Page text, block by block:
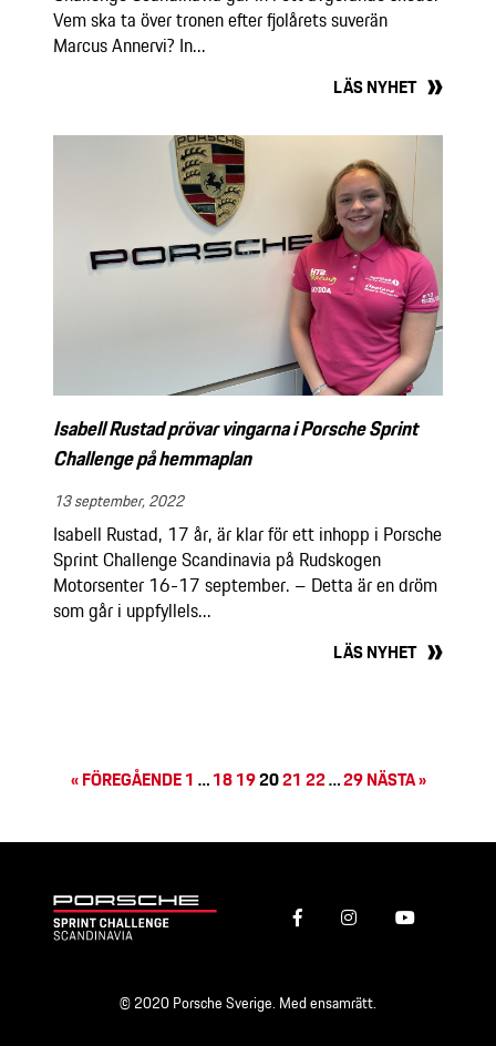
Vem ska ta över tronen efter fjolårets suverän
Marcus Annervi? In...
LÄS NYHET
Isabell Rustad prövar vingarna i Porsche Sprint
Challenge på hemmaplan
13 september, 2022
Isabell Rustad, 17 år, är klar för ett inhopp i Porsche
Sprint Challenge Scandinavia på Rudskogen
Motorsenter 16-17 september. – Detta är en dröm
som går i uppfyllels...
LÄS NYHET
« FÖREGÅENDE1 …18192021 22…29NÄSTA »
© 2020 Porsche Sverige. Med ensamrätt.